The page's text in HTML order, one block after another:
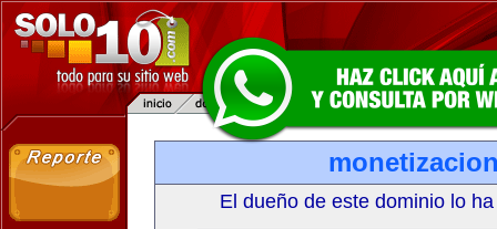
El dueño de este dominio lo